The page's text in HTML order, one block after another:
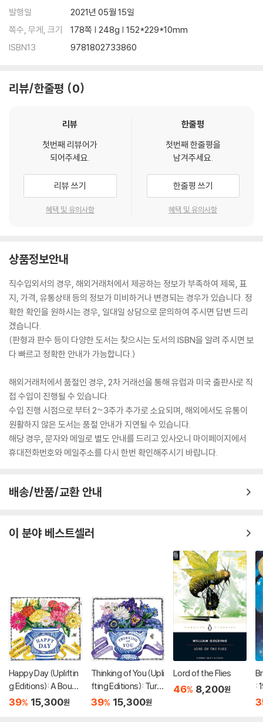
Manipulations in dark psychology
How to make friends and influence others
How to persuade someone of your opinion
Emotional intelligence
How to analyze people using dark psychology
Tactics to manipulate others
How to understand and connect with other people's emotion
This book aims to take stock of these psychological techniqu
es that influence our behavior, to allow you to manage the pe
ople around you, your work colleagues, friends or even family
examples and simple and efficient strategies.
Would You Like To Know More?
발행일
2021년 05월 15일
쪽수, 무게, 크기
178쪽 | 248g | 152*229*10mm
ISBN13
9781802733860
리뷰/한줄평 0
리뷰
첫번째 리뷰어가
되어주세요.
리뷰 쓰기
혜택 및 유의사항
한줄평
첫번째 한줄평을
남겨주세요.
한줄평 쓰기
혜택 및 유의사항
상품정보안내
직수입외서의 경우, 해외거래처에서 제공하는 정보가 부족하여 제목, 표
지, 가격, 유통상태 등의 정보가 미비하거나 변경되는 경우가 있습니다. 정
확한 확인을 원하시는 경우, 일대일 상담으로 문의하여 주시면 답변 드리
겠습니다.
(판형과 판수 등이 다양한 도서는 찾으시는 도서의 ISBN을 알려 주시면 보
다 빠르고 정확한 안내가 가능합니다.)
해외거래처에서 품절인 경우, 2차 거래선을 통해 유럽과 미국 출판사로 직
접 수입이 진행될 수 있습니다.
수입 진행 시점으로 부터 2~3주가 추가로 소요되며, 해외에서도 유통이
원활하지 않은 도서는 품절 안내가 지연될 수 있습니다.
해당 경우, 문자와 메일로 별도 안내를 드리고 있사오니 마이페이지에서
휴대전화번호와 메일주소를 다시 한번 확인해주시기 바랍니다.
배송/반품/교환 안내
이 분야 베스트셀러
Happy Day (Upliftin
g Editions): A Bouqu
et in a Book (부케북 /
39% 15,300원
Thinking of You (Upli
fting Editions): Turn
This Book Into a Bou
39% 15,300원
Lord of the Flies
46% 8,200원
: